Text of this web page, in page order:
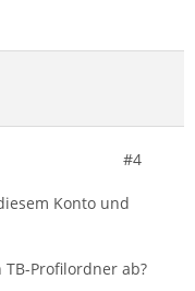
#4
Konto und
Profilordner ab?